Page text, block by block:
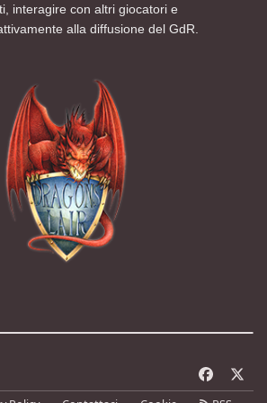
interagire con altri giocatori e
alla diffusione del GdR.
del sistema
a